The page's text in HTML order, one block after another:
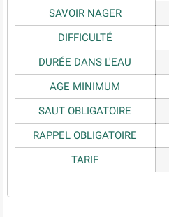
SAVOIR NAGER
DIFFICULTÉ
DURÉE DANS L'EAU
AGE MINIMUM
SAUT OBLIGATOIRE
RAPPEL OBLIGATOIRE
TARIF